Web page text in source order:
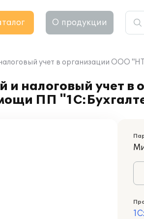
О продукции
учет в организации ООО
и налоговый учет
ПП